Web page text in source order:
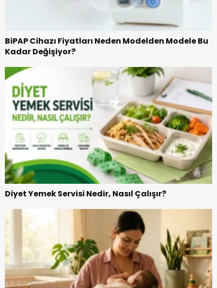
BiPAP Cihazı Fiyatları Neden Modelden Modele Bu
Kadar Değişiyor?
Diyet Yemek Servisi Nedir, Nasıl Çalışır?